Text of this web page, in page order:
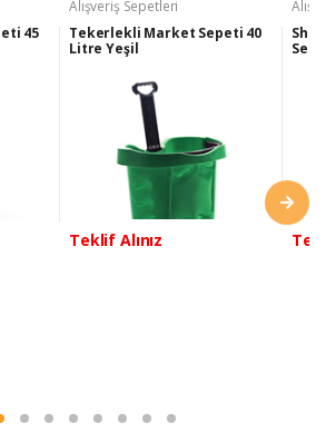
45
Alışveriş Sepetleri
Tekerlekli Market Sepeti 40
Litre Yeşil
Teklif Alınız